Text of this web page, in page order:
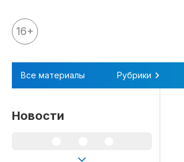
Все материалы
Аналитика
Аналитика
16+
Все материалы Рубрики
Новости